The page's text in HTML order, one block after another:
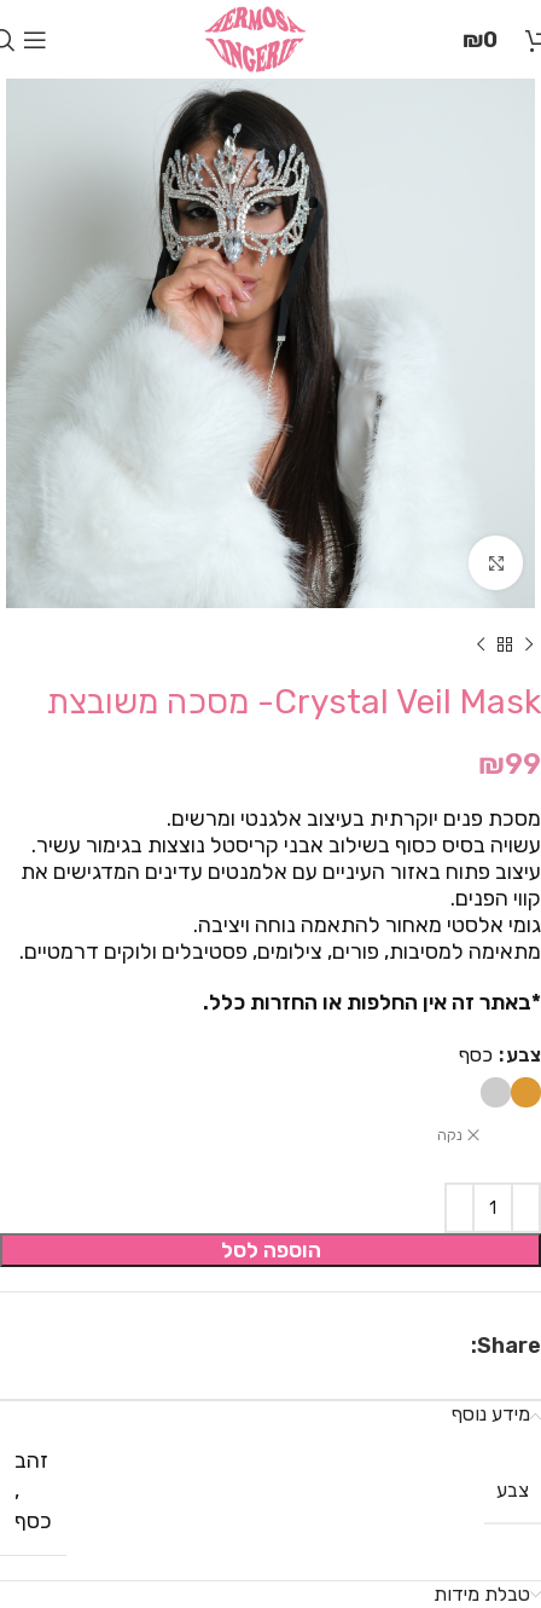
זֶה
₪0
Click to enlarge
Crystal Veil Mask- מסכה משובצת
₪99
מסכת פנים יוקרתית בעיצוב אלגנטי ומרשים.
עשויה בסיס כסוף בשילוב אבני קריסטל נוצצות בגימור עשיר.
עיצוב פתוח באזור העיניים עם אלמנטים עדינים המדגישים את
קווי הפנים.
גומי אלסטי מאחור להתאמה נוחה ויציבה.
מתאימה למסיבות, פורים, צילומים, פסטיבלים ולוקים דרמטיים.
*באתר זה אין החלפות או החזרות כלל.
צבע כסף
נקה
הוספה לסל
Share:
מידע נוסף
צבע
זהב
,
כסף
טבלת מידות